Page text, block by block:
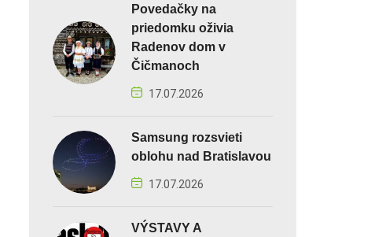
Povedačky na
priedomku oživia
Radenov dom v
Čičmanoch
17.07.2026
Samsung rozsvieti
oblohu nad Bratislavou
17.07.2026
VÝSTAVY A